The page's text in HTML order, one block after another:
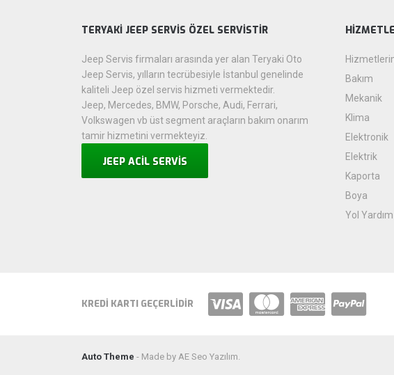
TERYAKİ JEEP SERVİS ÖZEL SERVİSTİR
Jeep Servis firmaları arasında yer alan Teryaki Oto
Jeep Servis, yılların tecrübesiyle İstanbul genelinde
kaliteli Jeep özel servis hizmeti vermektedir.
Jeep, Mercedes, BMW, Porsche, Audi, Ferrari,
Volkswagen vb üst segment araçların bakım onarım
tamir hizmetini vermekteyiz.
JEEP ACİL SERVİS
Bakım
Mekanik
Klima
Elektronik
Elektrik
Kaporta
Boya
Yol Yardım
KREDI KARTI GEÇERLIDIR
Auto Theme - Made by AE Seo Yazılım.